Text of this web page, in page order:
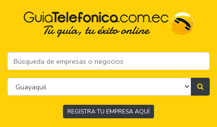
REGISTRA TU EMPRESA AQUÍ